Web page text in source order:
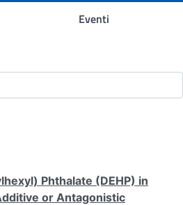
Eventi
Phthalate (DEHP) in
or Antagonistic